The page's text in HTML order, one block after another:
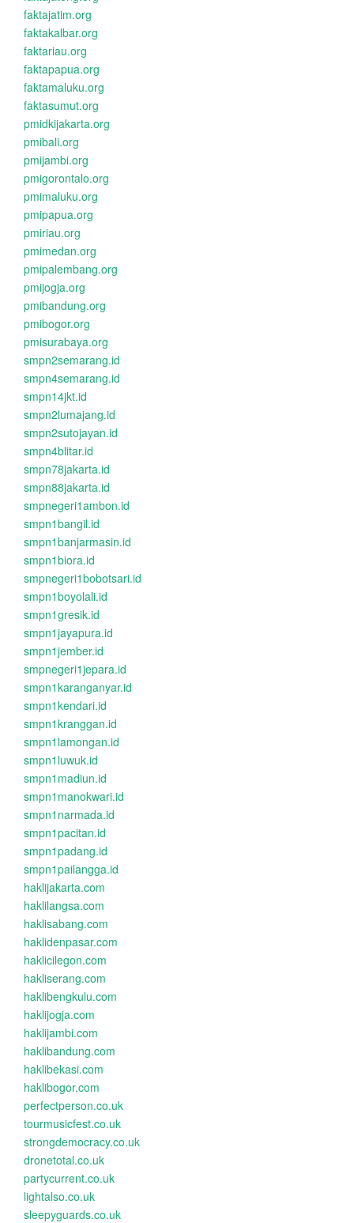
faktajatim.org
faktakalbar.org
faktariau.org
faktapapua.org
faktamaluku.org
faktasumut.org
pmidkijakarta.org
pmibali.org
pmijambi.org
pmigorontalo.org
pmimaluku.org
pmipapua.org
pmiriau.org
pmimedan.org
pmipalembang.org
pmijogja.org
pmibandung.org
pmibogor.org
pmisurabaya.org
smpn2semarang.id
smpn4semarang.id
smpn14jkt.id
smpn2lumajang.id
smpn2sutojayan.id
smpn4blitar.id
smpn78jakarta.id
smpn88jakarta.id
smpnegeri1ambon.id
smpn1bangil.id
smpn1banjarmasin.id
smpn1biora.id
smpnegeri1bobotsari.id
smpn1boyolali.id
smpn1gresik.id
smpn1jayapura.id
smpn1jember.id
smpnegeri1jepara.id
smpn1karanganyar.id
smpn1kendari.id
smpn1kranggan.id
smpn1lamongan.id
smpn1luwuk.id
smpn1madiun.id
smpn1manokwari.id
smpn1narmada.id
smpn1pacitan.id
smpn1padang.id
smpn1pailangga.id
haklijakarta.com
haklilangsa.com
haklisabang.com
haklidenpasar.com
haklicilegon.com
hakliserang.com
haklibengkulu.com
haklijogja.com
haklijambi.com
haklibandung.com
haklibekasi.com
haklibogor.com
perfectperson.co.uk
tourmusicfest.co.uk
strongdemocracy.co.uk
dronetotal.co.uk
partycurrent.co.uk
lightalso.co.uk
sleepyguards.co.uk